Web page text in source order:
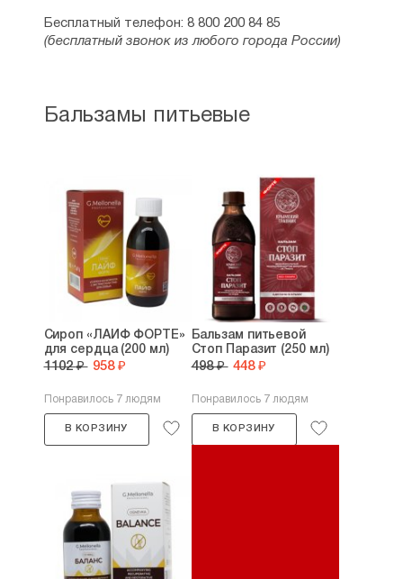
Бесплатный телефон: 8 800 200 84 85
(бесплатный звонок из любого города России)
Бальзамы питьевые
Сироп «ЛАЙФ ФОРТЕ»
для сердца (200 мл)
1102 ₽ 958 ₽
Понравилось 7 людям
В КОРЗИНУ
Бальзам питьевой
Стоп Паразит (250 мл)
498 ₽ 448 ₽
Понравилось 7 людям
В КОРЗИНУ